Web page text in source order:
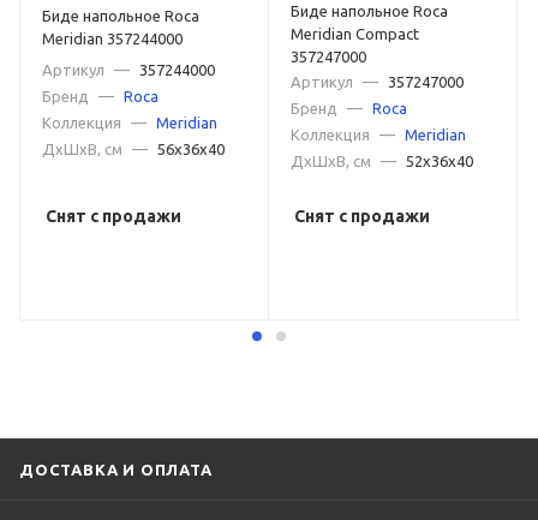
Биде напольное Roca
Meridian 357244000
Артикул
—
357244000
Бренд
— Roca
Коллекция
— Meridian
ДxШxВ, см
— 56x36x40
Снят с продажи
Биде напольное Roca
Meridian Compact
357247000
Артикул
—
357247000
Бренд
— Roca
Коллекция
— Meridian
ДxШxВ, см
— 52x36x40
Снят с продажи
ДОСТАВКА И ОПЛАТА